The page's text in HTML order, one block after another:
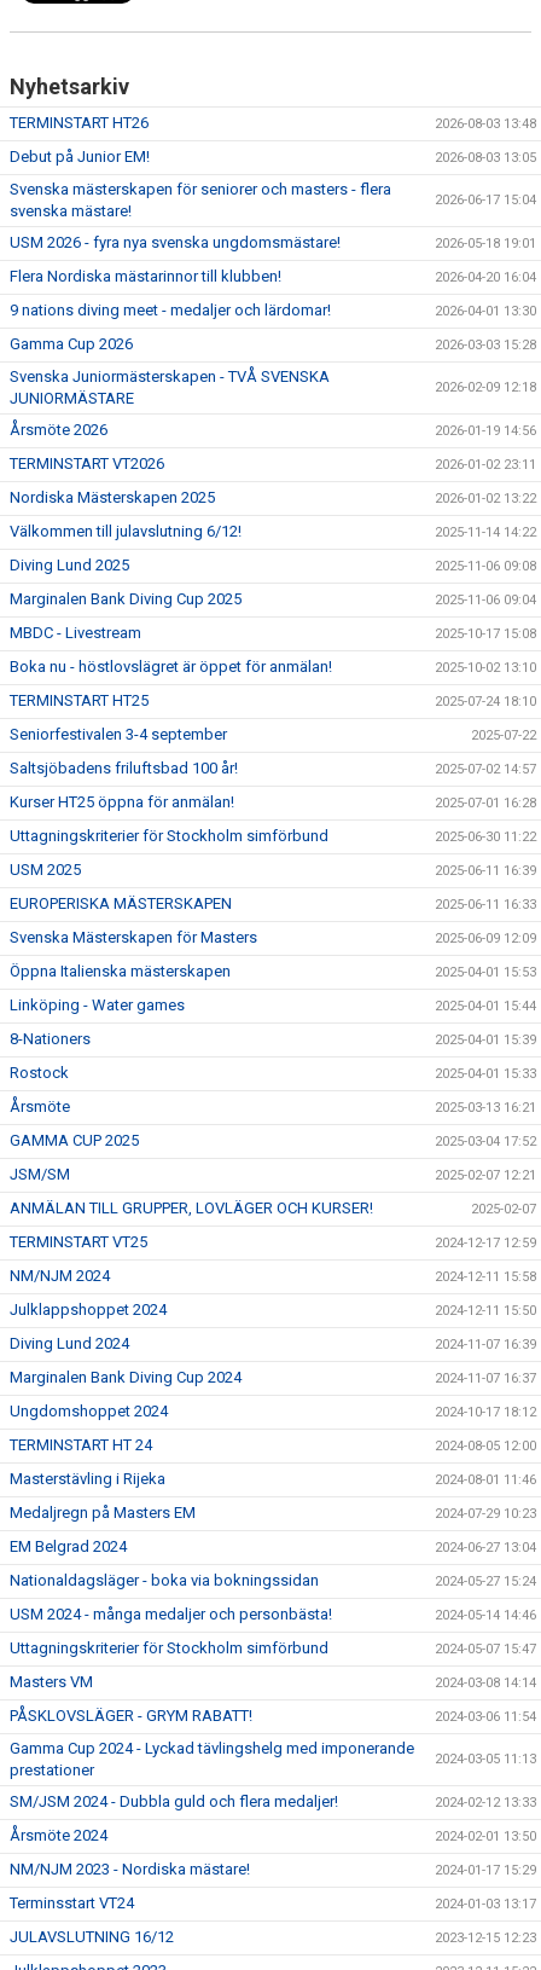
Nyhetsarkiv
TERMINSTART HT26 2026-08-03 13:48
Debut på Junior EM! 2026-08-03 13:05
Svenska mästerskapen för seniorer och masters - flera
svenska mästare!
2026-06-17 15:04
USM 2026 - fyra nya svenska ungdomsmästare! 2026-05-18 19:01
Flera Nordiska mästarinnor till klubben! 2026-04-20 16:04
9 nations diving meet - medaljer och lärdomar! 2026-04-01 13:30
Gamma Cup 2026 2026-03-03 15:28
Svenska Juniormästerskapen - TVÅ SVENSKA
JUNIORMÄSTARE
2026-02-09 12:18
Årsmöte 2026 2026-01-19 14:56
TERMINSTART VT2026 2026-01-02 23:11
Nordiska Mästerskapen 2025 2026-01-02 13:22
Välkommen till julavslutning 6/12! 2025-11-14 14:22
Diving Lund 2025 2025-11-06 09:08
Marginalen Bank Diving Cup 2025 2025-11-06 09:04
MBDC - Livestream 2025-10-17 15:08
Boka nu - höstlovslägret är öppet för anmälan! 2025-10-02 13:10
TERMINSTART HT25 2025-07-24 18:10
Seniorfestivalen 3-4 september 2025-07-22
Saltsjöbadens friluftsbad 100 år! 2025-07-02 14:57
Kurser HT25 öppna för anmälan! 2025-07-01 16:28
Uttagningskriterier för Stockholm simförbund 2025-06-30 11:22
USM 2025 2025-06-11 16:39
EUROPERISKA MÄSTERSKAPEN 2025-06-11 16:33
Svenska Mästerskapen för Masters 2025-06-09 12:09
Öppna Italienska mästerskapen 2025-04-01 15:53
Linköping - Water games 2025-04-01 15:44
8-Nationers 2025-04-01 15:39
Rostock 2025-04-01 15:33
Årsmöte 2025-03-13 16:21
GAMMA CUP 2025 2025-03-04 17:52
JSM/SM 2025-02-07 12:21
ANMÄLAN TILL GRUPPER, LOVLÄGER OCH KURSER! 2025-02-07
TERMINSTART VT25 2024-12-17 12:59
NM/NJM 2024 2024-12-11 15:58
Julklappshoppet 2024 2024-12-11 15:50
Diving Lund 2024 2024-11-07 16:39
Marginalen Bank Diving Cup 2024 2024-11-07 16:37
Ungdomshoppet 2024 2024-10-17 18:12
TERMINSTART HT 24 2024-08-05 12:00
Masterstävling i Rijeka 2024-08-01 11:46
Medaljregn på Masters EM 2024-07-29 10:23
EM Belgrad 2024 2024-06-27 13:04
Nationaldagsläger - boka via bokningssidan 2024-05-27 15:24
USM 2024 - många medaljer och personbästa! 2024-05-14 14:46
Uttagningskriterier för Stockholm simförbund 2024-05-07 15:47
Masters VM 2024-03-08 14:14
PÅSKLOVSLÄGER - GRYM RABATT! 2024-03-06 11:54
Gamma Cup 2024 - Lyckad tävlingshelg med imponerande
prestationer
2024-03-05 11:13
SM/JSM 2024 - Dubbla guld och flera medaljer! 2024-02-12 13:33
Årsmöte 2024 2024-02-01 13:50
NM/NJM 2023 - Nordiska mästare! 2024-01-17 15:29
Terminsstart VT24 2024-01-03 13:17
JULAVSLUTNING 16/12 2023-12-15 12:23